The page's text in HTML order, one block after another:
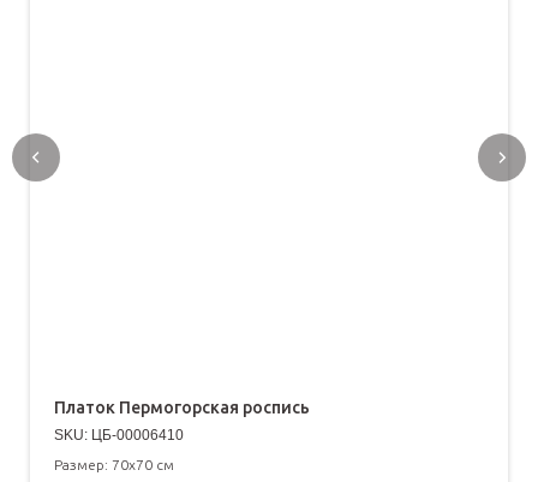
Платок Пермогорская роспись
SKU: ЦБ-00006410
Размер: 70х70 см